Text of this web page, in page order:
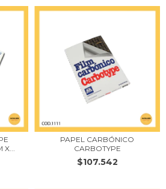
X...
PAPEL CARBÓNICO
CARBOTYPE
$107.542